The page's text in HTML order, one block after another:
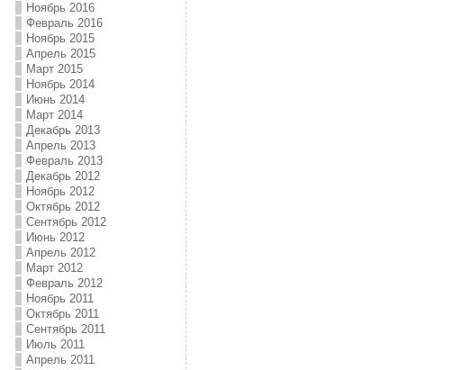
Ноябрь 2016
Февраль 2016
Ноябрь 2015
Апрель 2015
Март 2015
Ноябрь 2014
Июнь 2014
Март 2014
Декабрь 2013
Апрель 2013
Февраль 2013
Декабрь 2012
Ноябрь 2012
Октябрь 2012
Сентябрь 2012
Июнь 2012
Апрель 2012
Март 2012
Февраль 2012
Ноябрь 2011
Октябрь 2011
Сентябрь 2011
Июль 2011
Апрель 2011